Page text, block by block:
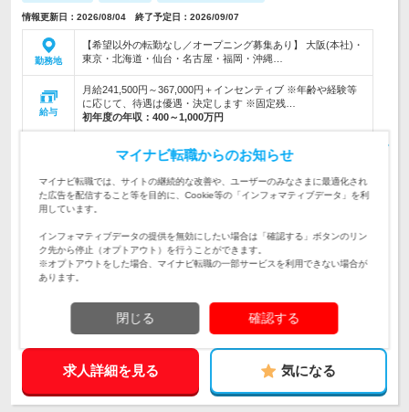
情報更新日：2026/08/04 終了予定日：2026/09/07
勤務地
【希望以外の転勤なし／オープニング募集あり】 大阪(本社)・
東京・北海道・仙台・名古屋・福岡・沖縄…
給与
月給241,500円～367,000円＋インセンティブ ※年齢や経験等
に応じて、待遇は優遇・決定します ※固定残…
初年度の年収： 400～1,000万円
【帰省や旅行に合わせて出張を組み込んで、全国を楽しむのも
OK！】店舗や企業の集客・売上の悩みを解決する自社のWEB
なる方
【35歳以下(※)は全員面接→WEB面接1回&応募から最短10日
以内で内定】◆第二新卒歓迎◆旅行、グルメ、名所巡りが好き
な方はRMの営業にピッタリです！
企業データ
設立：2006年5月／従業員数：350人／本社所在地：
求人詳細を見る 気になる
マイナビ転職からのお知らせ
マイナビ転職では、サイトの継続的な改善や、ユーザーのみなさまに最適化され
た広告を配信すること等を目的に、Cookie等の「インフォマティブデータ」を利
用しています。
インフォマティブデータの提供を無効にしたい場合は「確認する」ボタンのリン
ク先から停止（オプトアウト）を行うことができます。
※オプトアウトをした場合、マイナビ転職の一部サービスを利用できない場合が
あります。
閉じる 確認する